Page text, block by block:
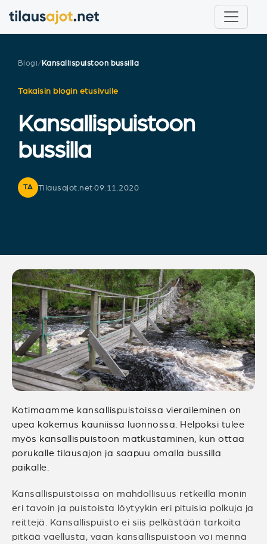
Blogi/Kansallispuistoon bussilla
Takaisin blogin etusivulle
Kansallispuistoon
bussilla
TA Tilausajot.net·09.11.2020
Kotimaamme kansallispuistoissa vieraileminen on
upea kokemus kauniissa luonnossa. Helpoksi tulee
myös kansallispuistoon matkustaminen, kun ottaa
porukalle tilausajon ja saapuu omalla bussilla
paikalle.
Kansallispuistoissa on mahdollisuus retkeillä monin
eri tavoin ja puistoista löytyykin eri pituisia polkuja ja
reittejä. Kansallispuisto ei siis pelkästään tarkoita
pitkää vaellusta, vaan kansallispuistoon voi mennä